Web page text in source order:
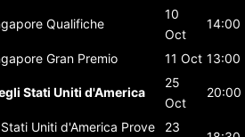
Qualifiche
10
Oct
14:00
Gran Premio 11 Oct 13:00
Stati Uniti d'America
25
Oct
20:00
Uniti d'America Prove
23